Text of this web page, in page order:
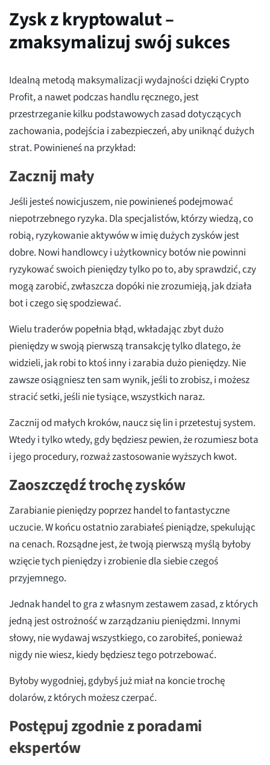
Zysk z kryptowalut –
zmaksymalizuj swój sukces
Idealną metodą maksymalizacji wydajności dzięki Crypto
Profit, a nawet podczas handlu ręcznego, jest
przestrzeganie kilku podstawowych zasad dotyczących
zachowania, podejścia i zabezpieczeń, aby uniknąć dużych
strat. Powinieneś na przykład:
Zacznij mały
Jeśli jesteś nowicjuszem, nie powinieneś podejmować
niepotrzebnego ryzyka. Dla specjalistów, którzy wiedzą, co
robią, ryzykowanie aktywów w imię dużych zysków jest
dobre. Nowi handlowcy i użytkownicy botów nie powinni
ryzykować swoich pieniędzy tylko po to, aby sprawdzić, czy
mogą zarobić, zwłaszcza dopóki nie zrozumieją, jak działa
bot i czego się spodziewać.
Wielu traderów popełnia błąd, wkładając zbyt dużo
pieniędzy w swoją pierwszą transakcję tylko dlatego, że
widzieli, jak robi to ktoś inny i zarabia dużo pieniędzy. Nie
zawsze osiągniesz ten sam wynik, jeśli to zrobisz, i możesz
stracić setki, jeśli nie tysiące, wszystkich naraz.
Zacznij od małych kroków, naucz się lin i przetestuj system.
Wtedy i tylko wtedy, gdy będziesz pewien, że rozumiesz bota
i jego procedury, rozważ zastosowanie wyższych kwot.
Zaoszczędź trochę zysków
Zarabianie pieniędzy poprzez handel to fantastyczne
uczucie. W końcu ostatnio zarabiałeś pieniądze, spekulując
na cenach. Rozsądne jest, że twoją pierwszą myślą byłoby
wzięcie tych pieniędzy i zrobienie dla siebie czegoś
przyjemnego.
Jednak handel to gra z własnym zestawem zasad, z których
jedną jest ostrożność w zarządzaniu pieniędzmi. Innymi
słowy, nie wydawaj wszystkiego, co zarobiłeś, ponieważ
nigdy nie wiesz, kiedy będziesz tego potrzebować.
Byłoby wygodniej, gdybyś już miał na koncie trochę
dolarów, z których możesz czerpać.
Postępuj zgodnie z poradami
ekspertów